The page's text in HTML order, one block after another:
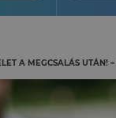
A MEGCSALÁS UTÁN!